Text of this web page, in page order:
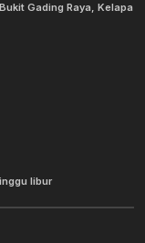
Gading Raya, Kelapa
libur